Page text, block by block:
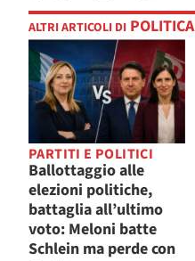
ALTRI ARTICOLI DI POLITICA
PARTITI E POLITICI
Ballottaggio alle
elezioni politiche,
battaglia all’ultimo
voto: Meloni batte
Schlein ma perde con